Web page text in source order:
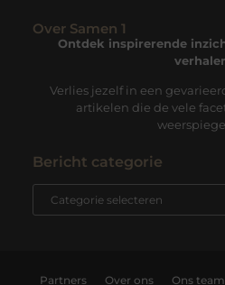
Over Samen 1
Ontdek inspirerende
Verlies jezelf in een
artikelen die de vele
Bericht categorie
Partners Over ons Ons team